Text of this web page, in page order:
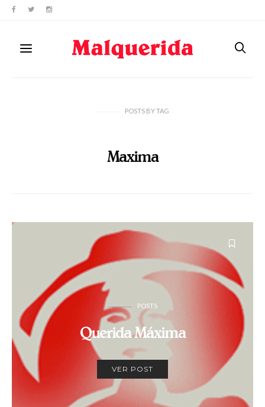
POSTS BYTAG
Maxima
POSTS
Querida Máxima
VER POST